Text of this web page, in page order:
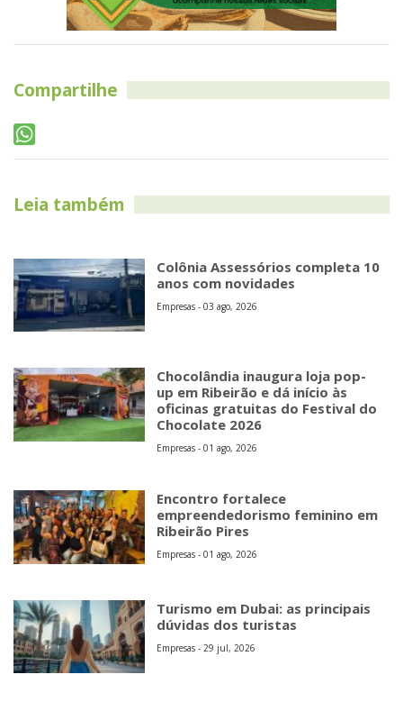
Compartilhe
Leia também
Colônia Assessórios completa 10
anos com novidades
Empresas - 03 ago, 2026
Chocolândia inaugura loja pop-
up em Ribeirão e dá início às
oficinas gratuitas do Festival do
Chocolate 2026
Empresas - 01 ago, 2026
Encontro fortalece
empreendedorismo feminino em
Ribeirão Pires
Empresas - 01 ago, 2026
Turismo em Dubai: as principais
dúvidas dos turistas
Empresas - 29 jul, 2026